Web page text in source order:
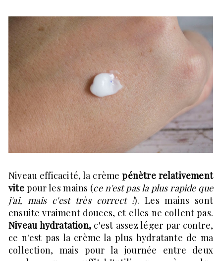
Niveau efficacité, la crèmepénètre relativement
vite pour les mains (ce n'est pas la plus rapide que
j'ai, mais c'est très correct !). Les mains sont
ensuite vraiment douces, et elles ne collent pas.
Niveau hydratation, c'est assez léger par contre,
ce n'est pas la crème la plus hydratante de ma
collection, mais pour la journée entre deux